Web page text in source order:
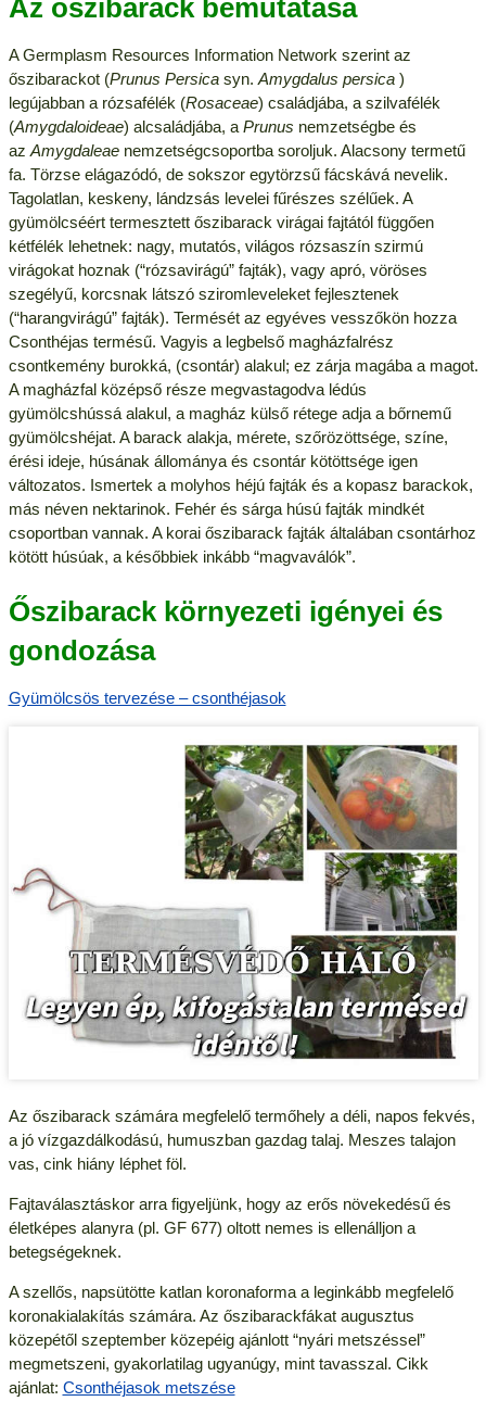
Az őszibarack bemutatása
A Germplasm Resources Information Network szerint az
őszibarackot (Prunus Persicasyn. Amygdalus persica )
legújabban a rózsafélék (Rosaceae) családjába, a szilvafélék
(Amygdaloideae) alcsaládjába, a Prunus nemzetségbe és
az Amygdaleaenemzetségcsoportba soroljuk. Alacsony termetű
fa. Törzse elágazódó, de sokszor egytörzsű fácskává nevelik.
Tagolatlan, keskeny, lándzsás levelei fűrészes szélűek. A
gyümölcséért termesztett őszibarack virágai fajtától függően
kétfélék lehetnek: nagy, mutatós, világos rózsaszín szirmú
virágokat hoznak (“rózsavirágú” fajták), vagy apró, vöröses
szegélyű, korcsnak látszó sziromleveleket fejlesztenek
(“harangvirágú” fajták). Termését az egyéves vesszőkön hozza
Csonthéjas termésű. Vagyis a legbelső magházfalrész
csontkemény burokká, (csontár) alakul; ez zárja magába a magot.
A magházfal középső része megvastagodva lédús
gyümölcshússá alakul, a magház külső rétege adja a bőrnemű
gyümölcshéjat. A barack alakja, mérete, szőrözöttsége, színe,
érési ideje, húsának állománya és csontár kötöttsége igen
változatos. Ismertek a molyhos héjú fajták és a kopasz barackok,
más néven nektarinok. Fehér és sárga húsú fajták mindkét
csoportban vannak. A korai őszibarack fajták általában csontárhoz
kötött húsúak, a későbbiek inkább “magvaválók”.
Őszibarack környezeti igényei és
gondozása
Gyümölcsös tervezése – csonthéjasok
Az őszibarack számára megfelelő termőhely a déli, napos fekvés,
a jó vízgazdálkodású, humuszban gazdag talaj. Meszes talajon
vas, cink hiány léphet föl.
Fajtaválasztáskor arra figyeljünk, hogy az erős növekedésű és
életképes alanyra (pl. GF 677) oltott nemes is ellenálljon a
betegségeknek.
A szellős, napsütötte katlan koronaforma a leginkább megfelelő
koronakialakítás számára. Az őszibarackfákat augusztus
közepétől szeptember közepéig ajánlott “nyári metszéssel”
megmetszeni, gyakorlatilag ugyanúgy, mint tavasszal. Cikk
ajánlat: Csonthéjasok metszése